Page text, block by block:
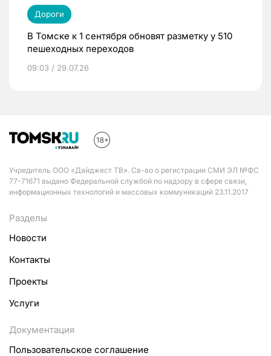
Дороги
В Томске к 1 сентября обновят разметку у 510
пешеходных переходов
09:03 / 29.07.26
Учредитель ООО «Дайджест ТВ». Св-во о регистрации СМИ ЭЛ №ФС
77-71671 выдано Федеральной службой по надзору в сфере связи,
информационных технологий и массовых коммуникаций 23.11.2017
Разделы
Новости
Контакты
Проекты
Услуги
Документация
Пользовательское соглашение